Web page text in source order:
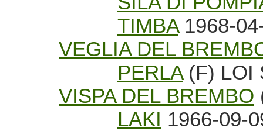
TIMBA1968-
VEGLIA DEL
PERLA(F) LOI
VISPA DEL BREMBO
LAKI 1966-09-